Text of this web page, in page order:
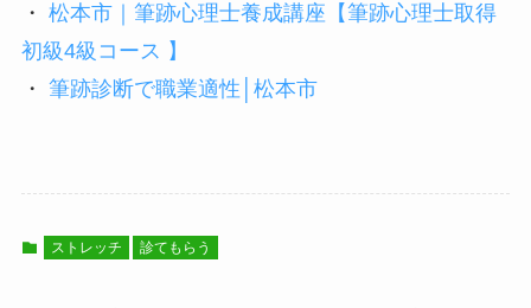
・ 松本市｜筆跡心理士養成講座【筆跡心理士取得
初級4級コース 】
・ 筆跡診断で職業適性│松本市
ストレッチ 診てもらう